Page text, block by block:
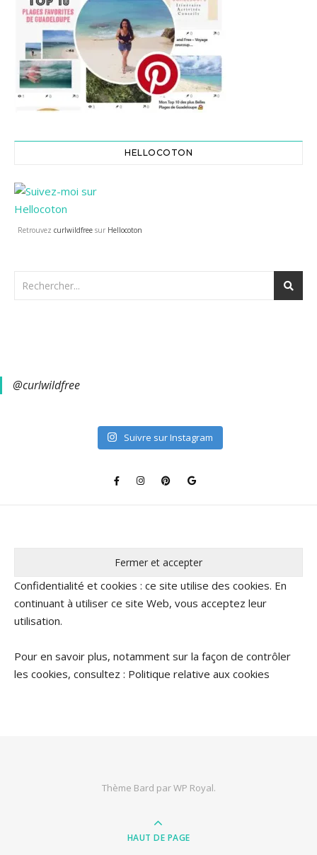
HELLOCOTON
Retrouvez curlwildfree sur Hellocoton
@curlwildfree
Suivre sur Instagram
Confidentialité et cookies : ce site utilise des cookies. En
continuant à utiliser ce site Web, vous acceptez leur
utilisation.
Pour en savoir plus, notamment sur la façon de contrôler
les cookies, consultez : Politique relative aux cookies
Thème Bard parWP Royal.
HAUT DE PAGE